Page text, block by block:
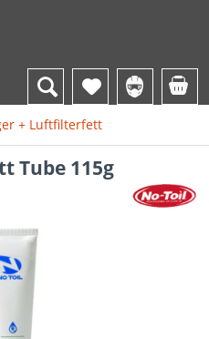
+ Luftfilterfett
Tube 115g